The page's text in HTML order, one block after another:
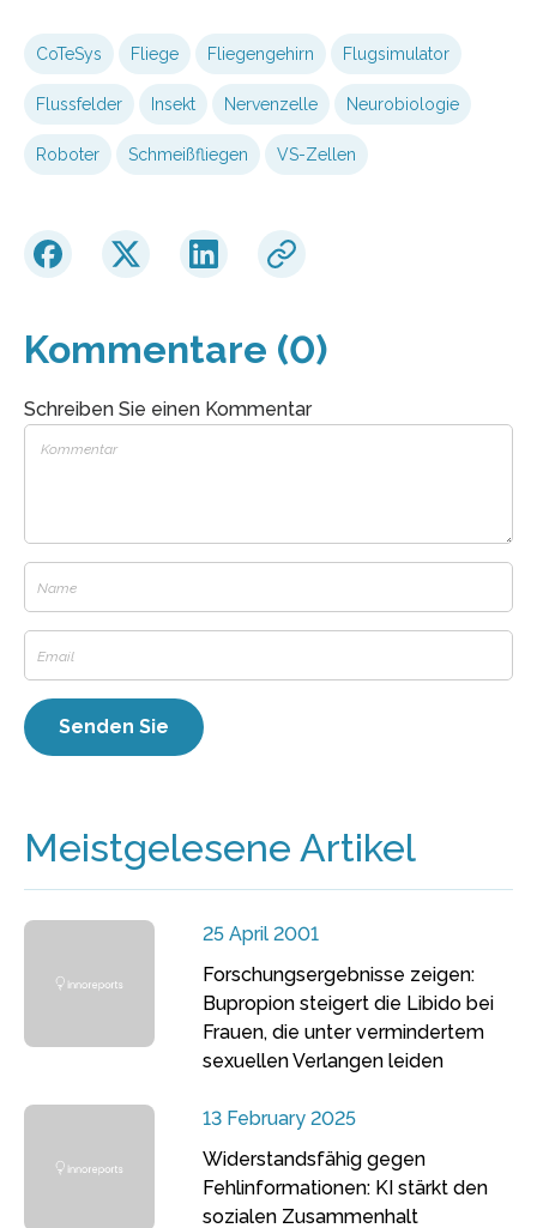
CoTeSys Fliege Fliegengehirn Flugsimulator
Flussfelder Insekt Nervenzelle Neurobiologie
Roboter Schmeißfliegen VS-Zellen
Kommentare (0)
Schreiben Sie einen Kommentar
Meistgelesene Artikel
25 April 2001
Forschungsergebnisse zeigen:
Bupropion steigert die Libido bei
Frauen, die unter vermindertem
sexuellen Verlangen leiden
13 February 2025
Widerstandsfähig gegen
Fehlinformationen: KI stärkt den
sozialen Zusammenhalt